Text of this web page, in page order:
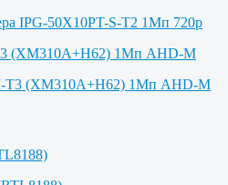
(XM310A+H62) 1Мп AHD-M